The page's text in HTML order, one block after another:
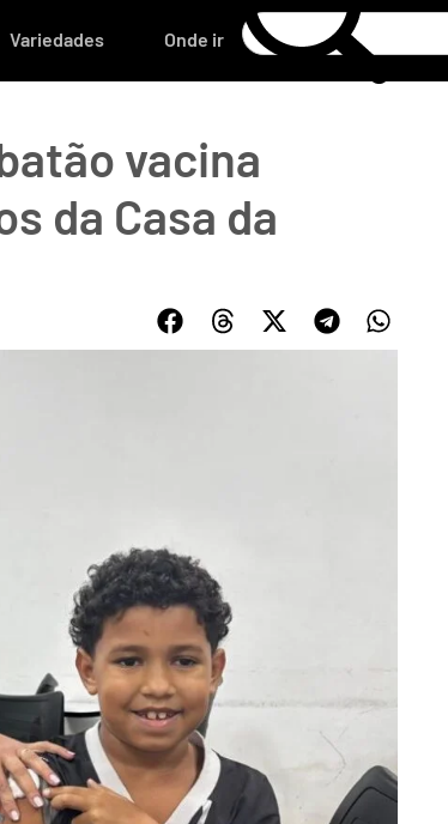
Variedades Onde ir
vacina
da Casa da